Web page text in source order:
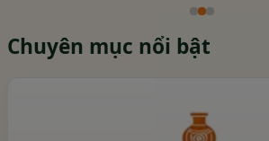
Chuyên mục nổi bật